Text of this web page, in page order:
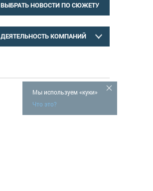
ВЫБРАТЬ НОВОСТИ ПО СЮЖЕТУ
ДЕЯТЕЛЬНОСТЬ КОМПАНИЙ
Мы используем «куки»
Что это?